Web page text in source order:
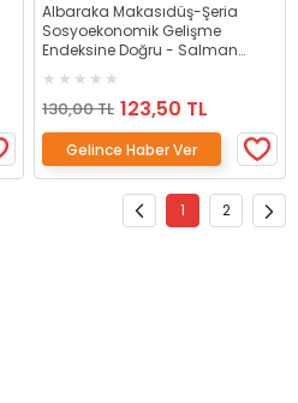
Albaraka Makasıdüş-Şeria
Sosyoekonomik Gelişme
Endeksine Doğru - Salman
130,00 TL 123,50 TL
Gelince Haber Ver
1 2